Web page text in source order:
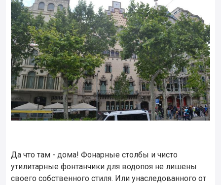
Да что там - дома! Фонарные столбы и чисто
утилитарные фонтанчики для водопоя не лишены
своего собственного стиля. Или унаследованного от